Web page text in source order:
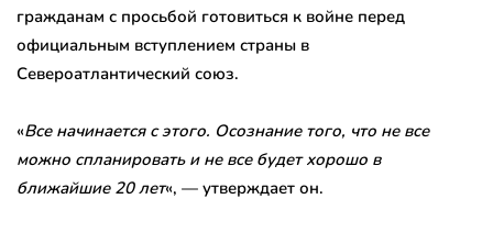
гражданам с просьбой готовиться к войне перед
официальным вступлением страны в
Североатлантический союз.
«Все начинается с этого. Осознание того, что не все
можно спланировать и не все будет хорошо в
ближайшие 20 лет«, — утверждает он.